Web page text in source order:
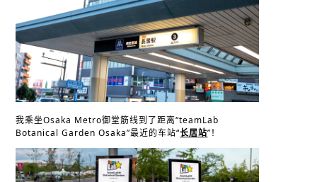
我乘坐Osaka Metro御堂筋线到了距离“teamLab
Botanical Garden Osaka”最近的车站“长居站”！